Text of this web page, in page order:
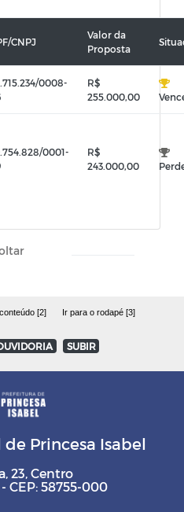
CNPJ
Valor da
Proposta
0008-
R$
255.000,00
0001-
R$
243.000,00
[2] Ir para o rodapé [3]
SUBIR
Princesa Isabel
23, Centro
CEP: 58755-000